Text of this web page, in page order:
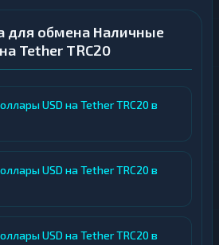
для обмена Наличные
Tether TRC20
USD на Tether TRC20 в
USD на Tether TRC20 в
USD на Tether TRC20 в